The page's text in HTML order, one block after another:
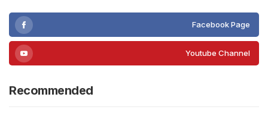
Facebook Page
Youtube Channel
Recommended